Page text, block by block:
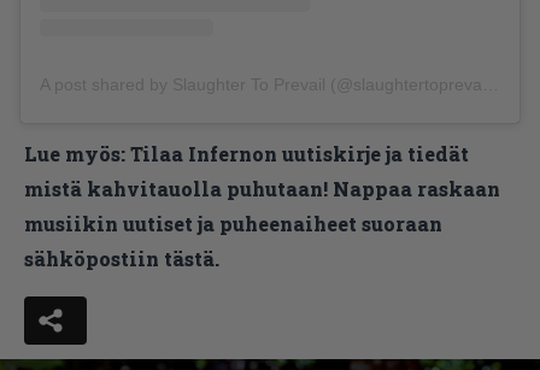
Lue myös:Tilaa Infernon uutiskirje ja tiedät
mistä kahvitauolla puhutaan! Nappaa raskaan
musiikin uutiset ja puheenaiheet suoraan
sähköpostiin tästä.